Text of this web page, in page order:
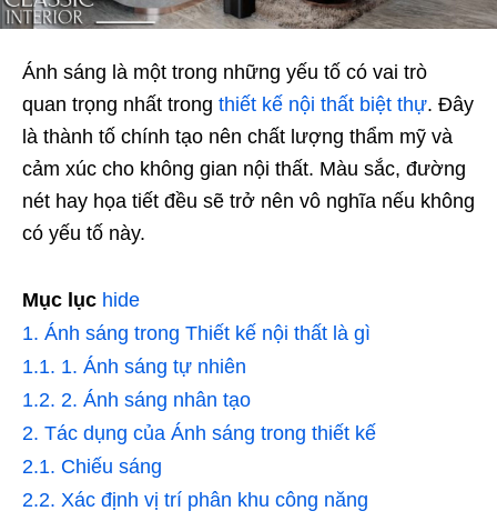
Ánh sáng là một trong những yếu tố có vai trò
quan trọng nhất trong thiết kế nội thất biệt thự. Đây
là thành tố chính tạo nên chất lượng thẩm mỹ và
cảm xúc cho không gian nội thất. Màu sắc, đường
nét hay họa tiết đều sẽ trở nên vô nghĩa nếu không
có yếu tố này.
Mục lục hide
1. Ánh sáng trong Thiết kế nội thất là gì
1.1. 1. Ánh sáng tự nhiên
1.2. 2. Ánh sáng nhân tạo
2. Tác dụng của Ánh sáng trong thiết kế
2.1. Chiếu sáng
2.2. Xác định vị trí phân khu công năng